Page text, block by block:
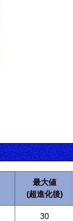
最大値
(超進化後)
30